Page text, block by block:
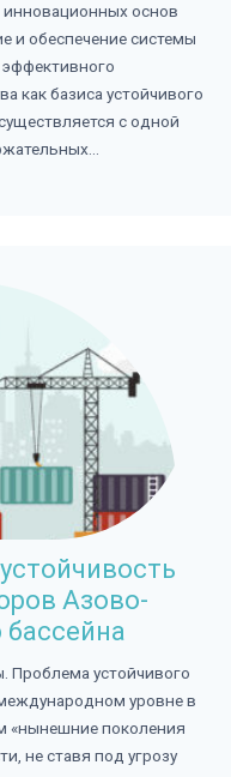
основ
и обеспечение системы
как базиса устойчивого
с одной
Азово-
Проблема устойчивого
уровне в
«нынешние поколения
не ставя под угрозу